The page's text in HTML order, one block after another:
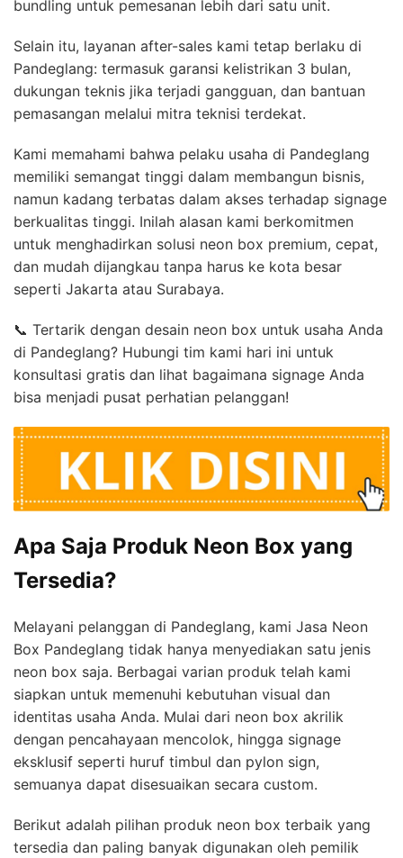
bundling untuk pemesanan lebih dari satu unit.
Selain itu, layanan after-sales kami tetap berlaku di
Pandeglang: termasuk garansi kelistrikan 3 bulan,
dukungan teknis jika terjadi gangguan, dan bantuan
pemasangan melalui mitra teknisi terdekat.
Kami memahami bahwa pelaku usaha di Pandeglang
memiliki semangat tinggi dalam membangun bisnis,
namun kadang terbatas dalam akses terhadap signage
berkualitas tinggi. Inilah alasan kami berkomitmen
untuk menghadirkan solusi neon box premium, cepat,
dan mudah dijangkau tanpa harus ke kota besar
seperti Jakarta atau Surabaya.
📞 Tertarik dengan desain neon box untuk usaha Anda
di Pandeglang? Hubungi tim kami hari ini untuk
konsultasi gratis dan lihat bagaimana signage Anda
bisa menjadi pusat perhatian pelanggan!
Apa Saja Produk Neon Box yang
Tersedia?
Melayani pelanggan di Pandeglang, kami Jasa Neon
Box Pandeglang tidak hanya menyediakan satu jenis
neon box saja. Berbagai varian produk telah kami
siapkan untuk memenuhi kebutuhan visual dan
identitas usaha Anda. Mulai dari neon box akrilik
dengan pencahayaan mencolok, hingga signage
eksklusif seperti huruf timbul dan pylon sign,
semuanya dapat disesuaikan secara custom.
Berikut adalah pilihan produk neon box terbaik yang
tersedia dan paling banyak digunakan oleh pemilik